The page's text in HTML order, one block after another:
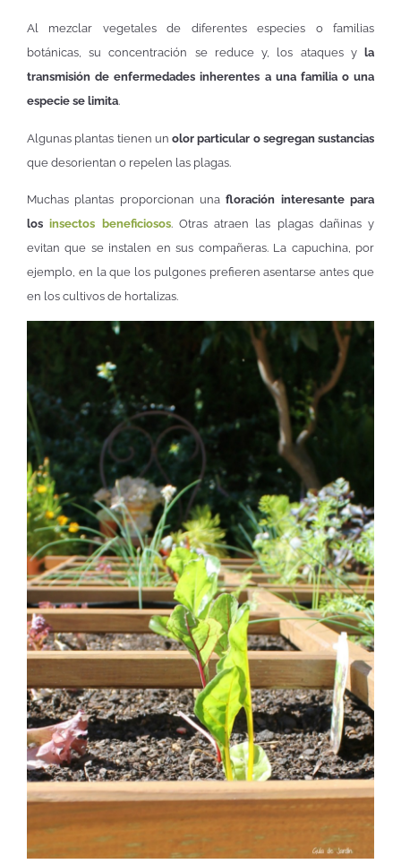
Al mezclar vegetales de diferentes especies o familias
botánicas, su concentración se reduce y, los ataques y la
transmisión de enfermedades inherentes a una familia o una
especie se limita.
Algunas plantas tienen un olor particular o segregan sustancias
que desorientan o repelen las plagas.
Muchas plantas proporcionan unafloración interesante para
losinsectos beneficiosos. Otras atraen las plagas dañinas y
evitan que se instalen en sus compañeras. La capuchina, por
ejemplo, en la que los pulgones prefieren asentarse antes que
en los cultivos de hortalizas.